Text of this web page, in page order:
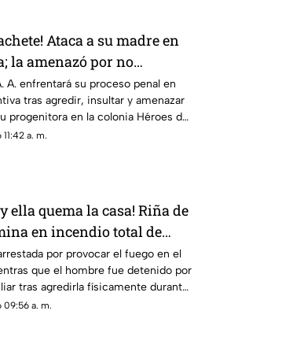
Ataca a su madre en
la amenazó por no
para ir a trabajar
A. enfrentará su proceso penal en
tras agredir, insultar y amenazar
progenitora en la colonia Héroes de
Parral, Chihuahua
a. m.
ella quema la casa! Riña de
en incendio total de
Ciudad Juárez
por provocar el fuego en el
que el hombre fue detenido por
tras agredirla físicamente durante
a. m.